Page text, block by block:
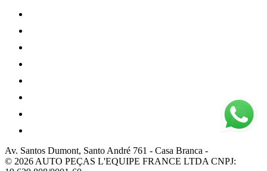
Av. Santos Dumont, Santo André 761 - Casa Branca -
© 2026 AUTO PEÇAS L'EQUIPE FRANCE LTDA CNPJ: